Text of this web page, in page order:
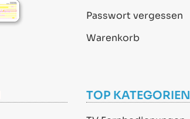
Passwort vergessen
Warenkorb
TOP KATEGORIEN